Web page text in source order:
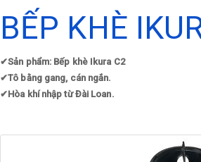
BẾP KHÈ
✔Sản phẩm: Bếp khè Ikura C2
✔Tô bằng gang, cán ngắn.
✔Hòa khí nhập từ Đài Loan.